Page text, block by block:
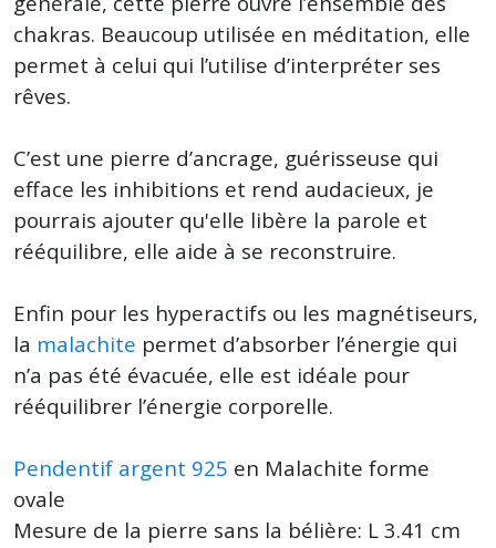
chakras. Beaucoup utilisée en méditation, elle
permet à celui qui l’utilise d’interpréter ses
rêves.
C’est une pierre d’ancrage, guérisseuse qui
efface les inhibitions et rend audacieux, je
pourrais ajouter qu'elle libère la parole et
rééquilibre, elle aide à se reconstruire.
Enfin pour les hyperactifs ou les magnétiseurs,
la malachite permet d’absorber l’énergie qui
n’a pas été évacuée, elle est idéale pour
rééquilibrer l’énergie corporelle.
Pendentif argent 925 en Malachite forme
ovale
Mesure de la pierre sans la bélière: L 3.41 cm